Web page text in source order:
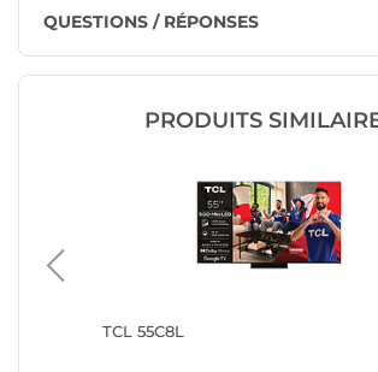
QUESTIONS / RÉPONSES
PRODUITS
TCL 55C8L